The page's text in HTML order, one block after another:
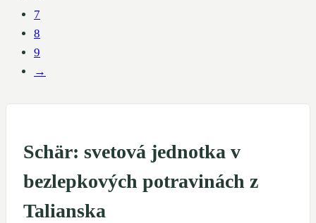
7
8
9
→
Schär: svetová jednotka v
bezlepkových potravinách z
Talianska